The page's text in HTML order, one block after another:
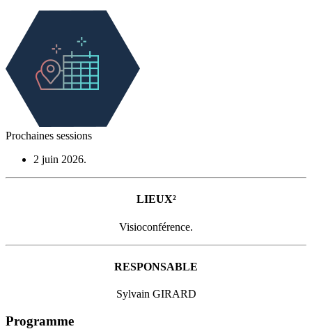
Prochaines sessions
2 juin 2026.
LIEUX²
Visioconférence.
RESPONSABLE
Sylvain GIRARD
Programme